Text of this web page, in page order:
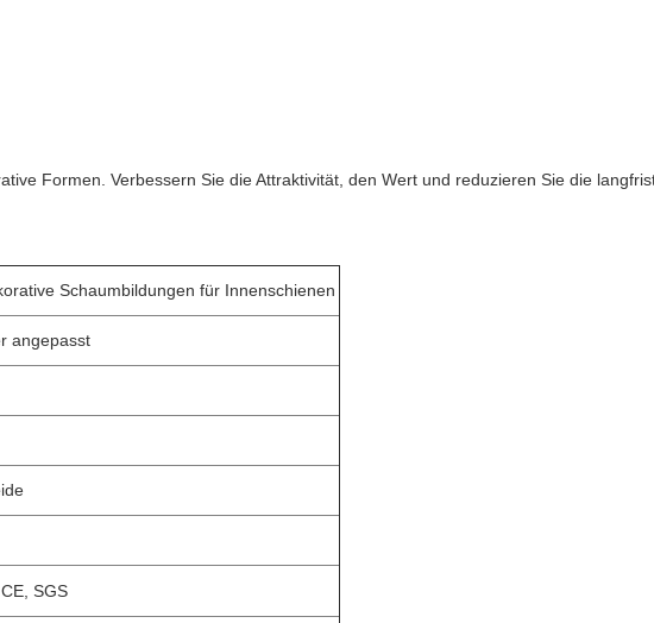
Formen. Verbessern Sie die Attraktivität, den Wert und reduzieren Sie die
Schaumbildungen für Innenschienen
angepasst
SGS